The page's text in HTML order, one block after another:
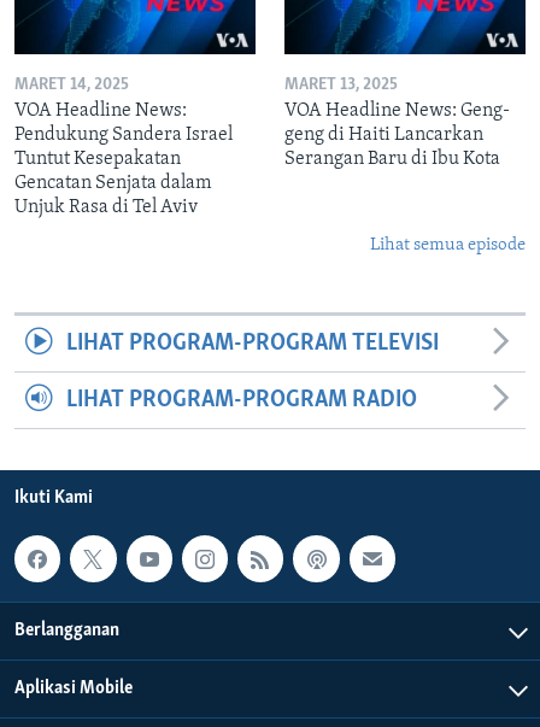
MARET 14, 2025
VOA Headline News:
Pendukung Sandera Israel
Tuntut Kesepakatan
Gencatan Senjata dalam
Unjuk Rasa di Tel Aviv
MARET 13, 2025
VOA Headline News: Geng-
geng di Haiti Lancarkan
Serangan Baru di Ibu Kota
Lihat semua episode
LIHAT PROGRAM-PROGRAM TELEVISI
LIHAT PROGRAM-PROGRAM RADIO
Ikuti Kami
Berlangganan
Aplikasi Mobile